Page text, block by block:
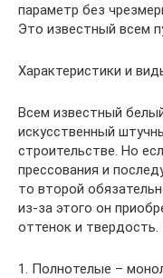
параметр без
Это известный всем
Характеристики и
Всем известный
искусственный
строительстве. Но
прессования и
то второй
из-за этого он
оттенок и
1. Полнотелые –